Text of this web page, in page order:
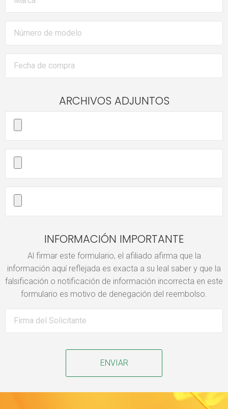
ARCHIVOS ADJUNTOS
INFORMACIÓN IMPORTANTE
Al firmar este formulario, el afiliado afirma que la
información aquí reflejada es exacta a su leal saber y que la
falsificación o notificación de información incorrecta en este
formulario es motivo de denegación del reembolso.
ENVIAR